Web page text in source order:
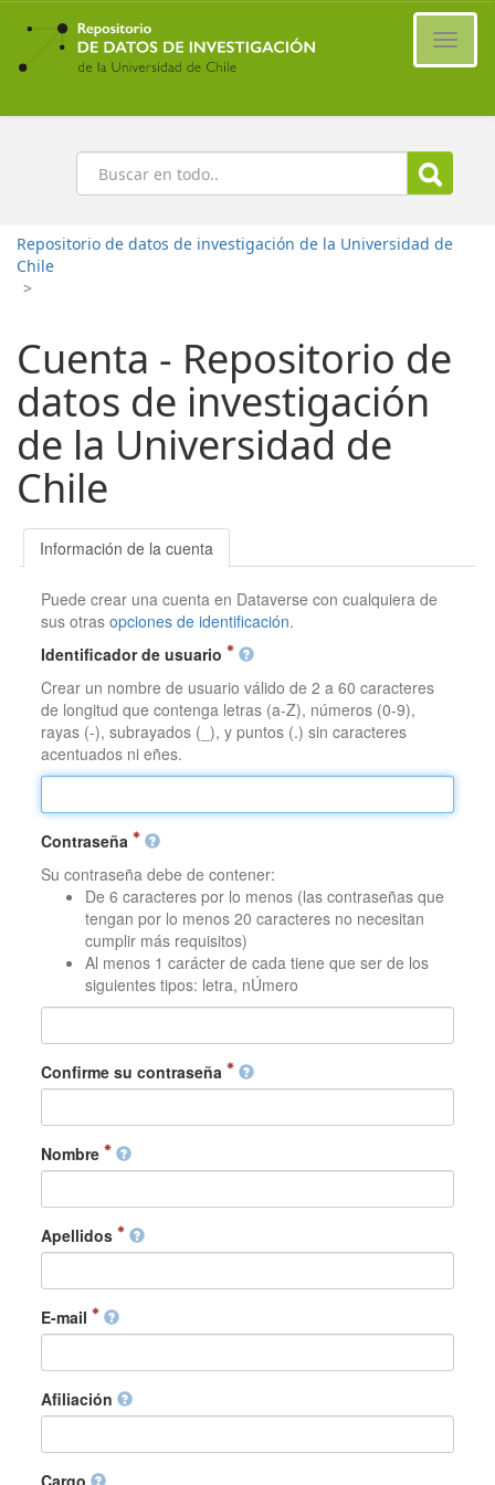
Ir
contenido
principal
Buscar
Repositorio de datos de investigación de la Universidad de
Chile
>
Cuenta - Repositorio de
datos de investigación
de la Universidad de
Chile
Información de la cuenta
Puede crear una cuenta en Dataverse con cualquiera de
sus otrasopciones de identificación.
Identificador de usuario
Crear un nombre de usuario válido de 2 a 60 caracteres
de longitud que contenga letras (a-Z), números (0-9),
rayas (-), subrayados (_), y puntos (.) sin caracteres
acentuados ni eñes.
Contraseña
Su contraseña debe de contener:
De 6 caracteres por lo menos (las contraseñas que
tengan por lo menos 20 caracteres no necesitan
cumplir más requisitos)
Al menos 1 carácter de cada tiene que ser de los
siguientes tipos: letra, nÚmero
Confirme su contraseña
Nombre
Apellidos
E-mail
Afiliación
Cargo